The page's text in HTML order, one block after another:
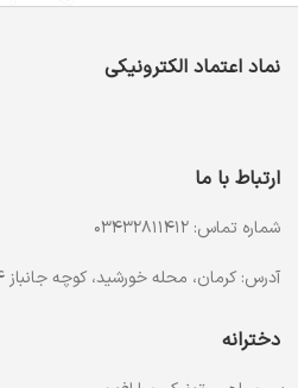
نماد اعتماد الکترونیکی
ارتباط با ما
شماره تماس: 03432811412
آدرس: کرمان، محله خورشید، کوچه جانباز 4، کوچه شرقی 1، جزیره 2، طبقه 1
دخترانه